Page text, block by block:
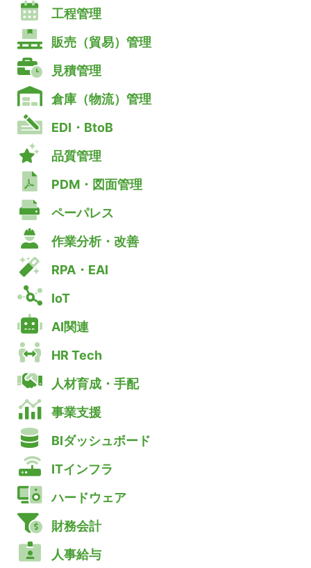
工程管理
販売（貿易）管理
見積管理
倉庫（物流）管理
EDI・BtoB
品質管理
PDM・図面管理
ペーパレス
作業分析・改善
RPA・EAI
IoT
AI関連
HR Tech
人材育成・手配
事業支援
BIダッシュボード
ITインフラ
ハードウェア
財務会計
人事給与